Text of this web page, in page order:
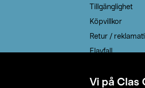
Vi på Clas
Tillgänglighet
Köpvillkor
Retur /
Elavfall